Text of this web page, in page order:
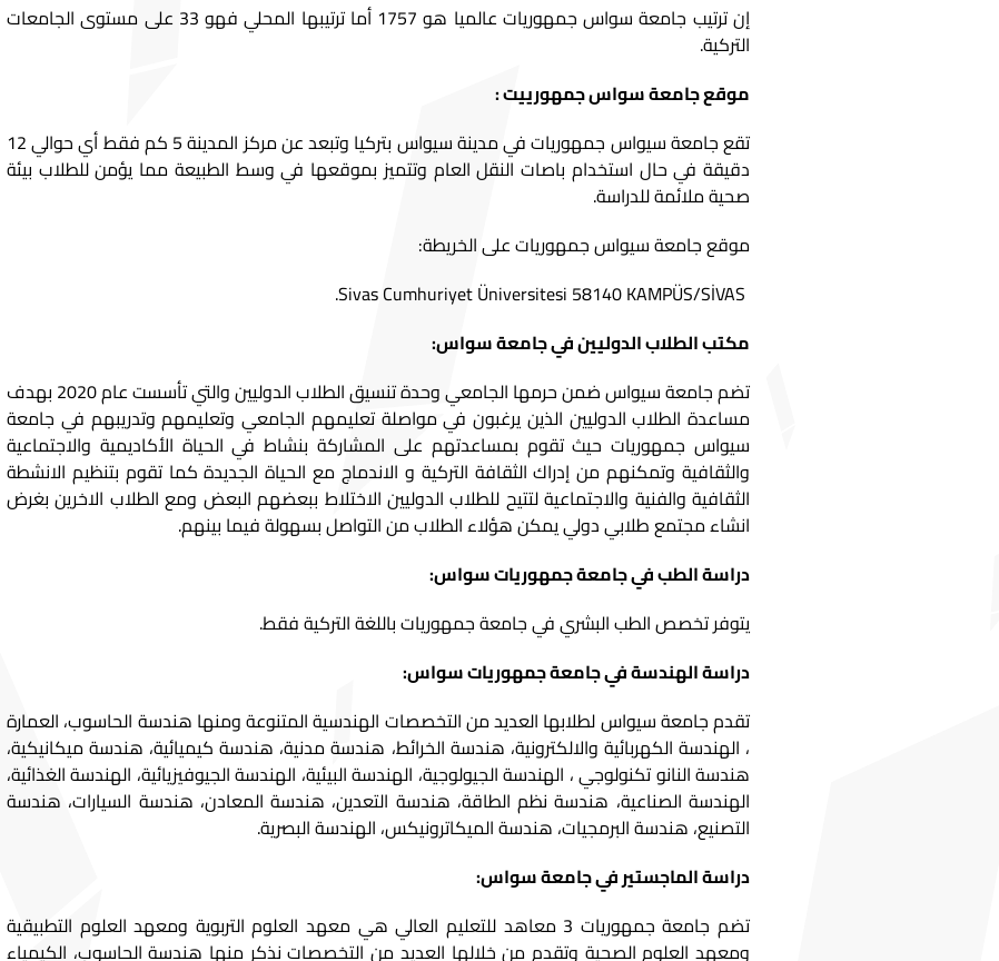
إن ترتيب جامعة سواس جمهوريات عالميا هو 1757 أما ترتيبها المحلي فهو 33 على مستوى الجامعات
التركية.
موقع جامعة سواس جمهورييت :
تقع جامعة سيواس جمهوريات في مدينة سيواس بتركيا وتبعد عن مركز المدينة 5 كم فقط أي حوالي 12
دقيقة في حال استخدام باصات النقل العام وتتميز بموقعها في وسط الطبيعة مما يؤمن للطلاب بيئة
صحية ملائمة للدراسة.
موقع جامعة سيواس جمهوريات على الخريطة:
مكتب الطلاب الدوليين في جامعة سواس:
تضم جامعة سيواس ضمن حرمها الجامعي وحدة تنسيق الطلاب الدوليين والتي تأسست عام 2020 بهدف
مساعدة الطلاب الدوليين الذين يرغبون في مواصلة تعليمهم الجامعي وتعليمهم وتدريبهم في جامعة
سيواس جمهوريات حيث تقوم بمساعدتهم على المشاركة بنشاط في الحياة الأكاديمية والاجتماعية
والثقافية وتمكنهم من إدراك الثقافة التركية و الاندماج مع الحياة الجديدة كما تقوم بتنظيم الانشطة
الثقافية والفنية والاجتماعية لتتيح للطلاب الدوليين الاختلاط ببعضهم البعض ومع الطلاب الاخرين بغرض
انشاء مجتمع طلابي دولي يمكن هؤلاء الطلاب من التواصل بسهولة فيما بينهم.
دراسة الطب في جامعة جمهوريات سواس:
يتوفر تخصص الطب البشري في جامعة جمهوريات باللغة التركية فقط.
دراسة الهندسة في جامعة جمهوريات سواس:
تقدم جامعة سيواس لطلابها العديد من التخصصات الهندسية المتنوعة ومنها هندسة الحاسوب، العمارة
، الهندسة الكهربائية والالكترونية، هندسة الخرائط، هندسة مدنية، هندسة كيميائية، هندسة ميكانيكية،
هندسة النانو تكنولوجي ، الهندسة الجيولوجية، الهندسة البيئية، الهندسة الجيوفيزيائية، الهندسة الغذائية،
الهندسة الصناعية، هندسة نظم الطاقة، هندسة التعدين، هندسة المعادن، هندسة السيارات، هندسة
التصنيع، هندسة البرمجيات، هندسة الميكاترونيكس، الهندسة البصرية.
دراسة الماجستير في جامعة سواس:
تضم جامعة جمهوريات 3 معاهد للتعليم العالي هي معهد العلوم التربوية ومعهد العلوم التطبيقية
ومعهد العلوم الصحية وتقدم من خلالها العديد من التخصصات نذكر منها هندسة الحاسوب، الكيمياء